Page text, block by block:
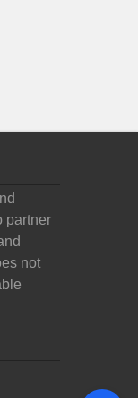
partner
not